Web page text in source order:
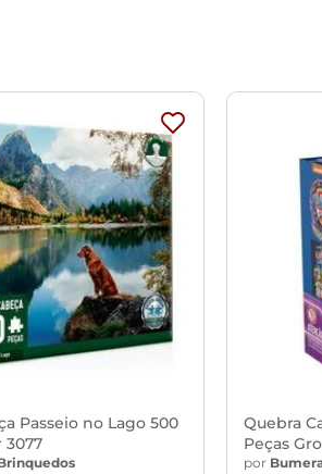
Passeio no Lago 500
3077
Quebra
Peças
por